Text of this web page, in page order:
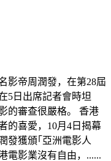
影帝周潤發，在第28屆
5日出席記者會時坦
的審查很嚴格。 香港
的喜愛，10月4日揭幕
發獲頒｢亞洲電影人
電影業沒有自由，......